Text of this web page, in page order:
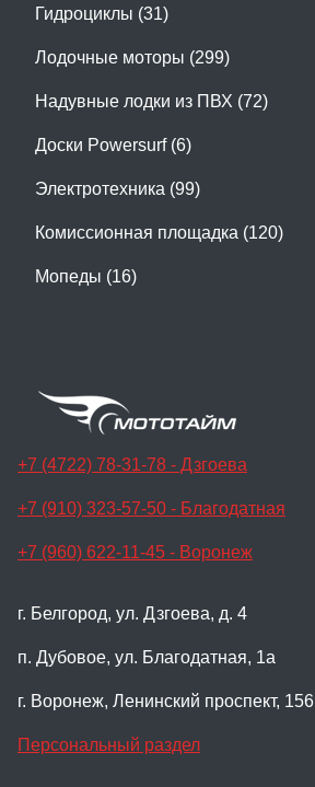
Гидроциклы (31)
Лодочные моторы (299)
Надувные лодки из ПВХ (72)
Доски Powersurf (6)
Электротехника (99)
Комиссионная площадка (120)
Мопеды (16)
+7 (4722) 78-31-78 - Дзгоева
+7 (910) 323-57-50 - Благодатная
+7 (960) 622-11-45 - Воронеж
г. Белгород, ул. Дзгоева, д. 4
п. Дубовое, ул. Благодатная, 1а
г. Воронеж, Ленинский проспект, 156
Персональный раздел